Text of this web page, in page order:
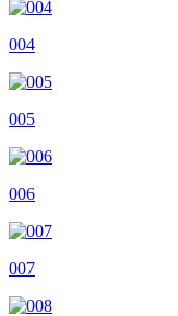
004
005
006
007